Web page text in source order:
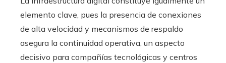
elemento clave, pues la presencia de conexiones
de alta velocidad y mecanismos de respaldo
asegura la continuidad operativa, un aspecto
decisivo para compañías tecnológicas y centros